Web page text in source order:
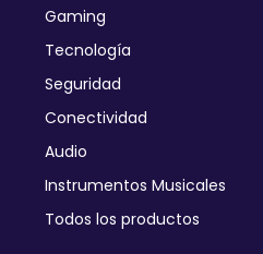
Gaming
Tecnología
Seguridad
Conectividad
Audio
Instrumentos Musicales
Todos los productos